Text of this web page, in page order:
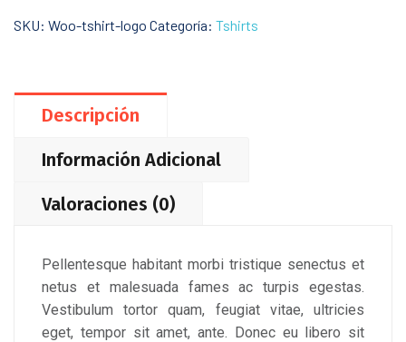
SKU: Woo-tshirt-logo Categoría: Tshirts
Descripción
Información Adicional
Valoraciones (0)
Pellentesque habitant morbi tristique senectus et
netus et malesuada fames ac turpis egestas.
Vestibulum tortor quam, feugiat vitae, ultricies
eget, tempor sit amet, ante. Donec eu libero sit